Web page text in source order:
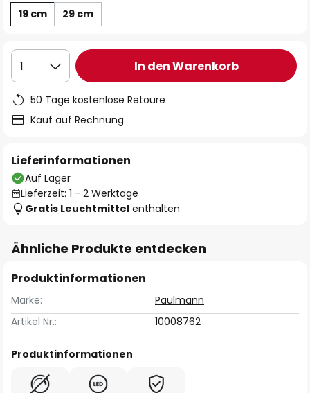
19 cm
29 cm
1 In den Warenkorb
50 Tage kostenlose Retoure
Kauf auf Rechnung
Lieferinformationen
Auf Lager
Lieferzeit: 1 - 2 Werktage
Gratis Leuchtmittel enthalten
Ähnliche Produkte entdecken
Produktinformationen
Marke:
Paulmann
Artikel Nr.:
10008762
Produktinformationen